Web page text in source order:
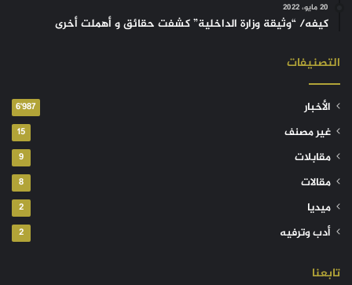
20 مايو، 2022
كيفه/ “وثيقة وزارة الداخلية” كشفت حقائق و أهملت أخرى
التصنيفات
الأخبار 6٬987
غير مصنف 15
مقابلات 9
مقالات 8
ميديا 2
أدب وترفيه 2
تابعنا